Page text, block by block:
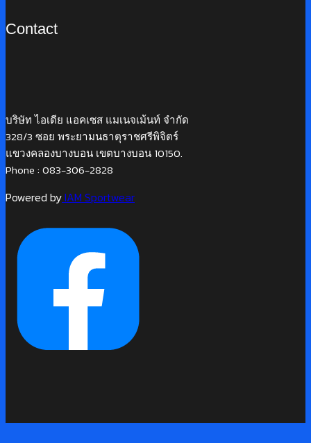
Contact
บริษัท ไอเดีย แอคเซส แมเนจเม้นท์ จำกัด
328/3 ซอย พระยามนธาตุราชศรีพิจิตร์
แขวงคลองบางบอน เขตบางบอน 10150.
Phone : 083-306-2828
Powered byIAM Sportwear